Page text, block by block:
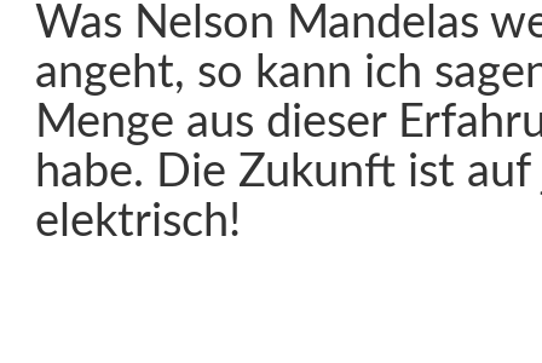
Was Nelson Mandelas
angeht, so kann ich
Menge aus dieser
habe. Die Zukunft ist auf
elektrisch!